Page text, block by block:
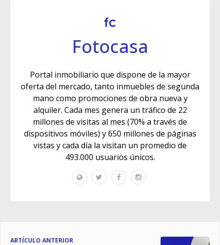
Fotocasa
Portal inmobiliario que dispone de la mayor
oferta del mercado, tanto inmuebles de segunda
mano como promociones de obra nueva y
alquiler. Cada mes genera un tráfico de 22
millones de visitas al mes (70% a través de
dispositivos móviles) y 650 millones de páginas
vistas y cada día la visitan un promedio de
493.000 usuarios únicos.
ARTÍCULO ANTERIOR